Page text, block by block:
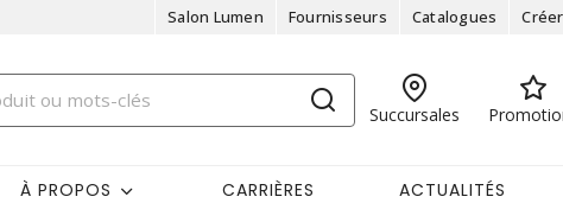
Salon Lumen Fournisseurs Catalogues
Succursales
À PROPOS CARRIÈRES ACTUALITÉS